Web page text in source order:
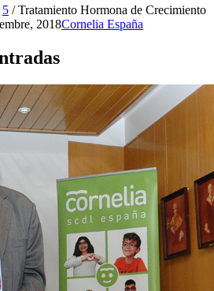
5 / Tratamiento Hormona de Crecimiento
2018Cornelia España